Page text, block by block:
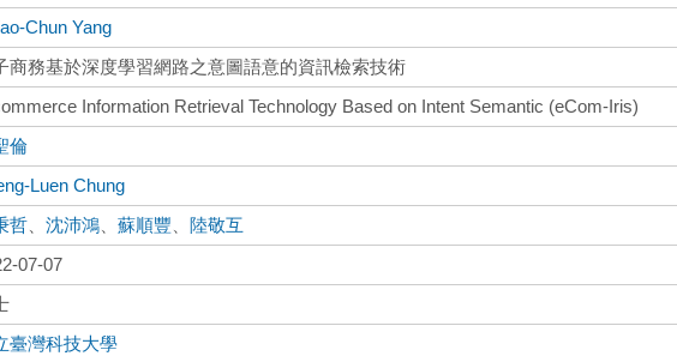
Chun Yang
商務基於深度學習網路之意圖語意的資訊檢索技術
Information Retrieval Technology Based on Intent Semantic (eCom-Iris)
倫
Luen Chung
哲 、沈沛鴻 、蘇順豐
陸敬互
07-07
臺灣科技大學